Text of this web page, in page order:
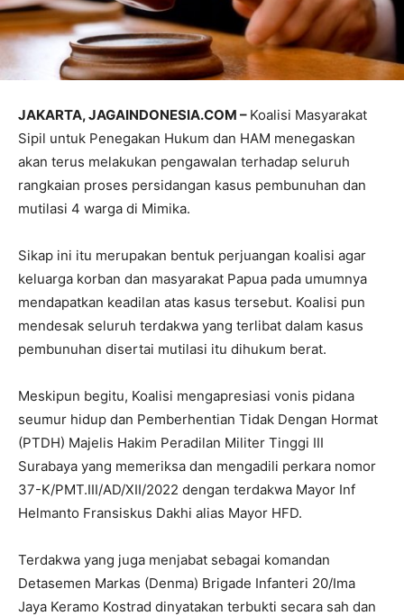
JAKARTA, JAGAINDONESIA.COM – Koalisi Masyarakat
Sipil untuk Penegakan Hukum dan HAM menegaskan
akan terus melakukan pengawalan terhadap seluruh
rangkaian proses persidangan kasus pembunuhan dan
mutilasi 4 warga di Mimika.
Sikap ini itu merupakan bentuk perjuangan koalisi agar
keluarga korban dan masyarakat Papua pada umumnya
mendapatkan keadilan atas kasus tersebut. Koalisi pun
mendesak seluruh terdakwa yang terlibat dalam kasus
pembunuhan disertai mutilasi itu dihukum berat.
Meskipun begitu, Koalisi mengapresiasi vonis pidana
seumur hidup dan Pemberhentian Tidak Dengan Hormat
(PTDH) Majelis Hakim Peradilan Militer Tinggi III
Surabaya yang memeriksa dan mengadili perkara nomor
37-K/PMT.III/AD/XII/2022 dengan terdakwa Mayor Inf
Helmanto Fransiskus Dakhi alias Mayor HFD.
Terdakwa yang juga menjabat sebagai komandan
Detasemen Markas (Denma) Brigade Infanteri 20/Ima
Jaya Keramo Kostrad dinyatakan terbukti secara sah dan